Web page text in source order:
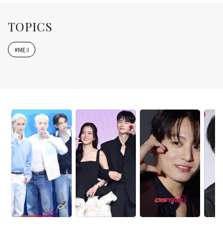
TOPICS
#ME:I